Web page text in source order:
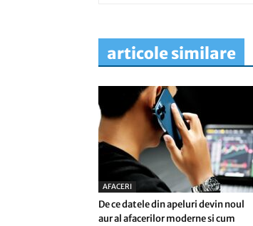
articole similare
AFACERI
De ce datele din apeluri devin noul
aur al afacerilor moderne si cum